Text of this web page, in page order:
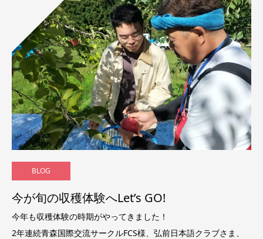
BLOG
今が旬の収穫体験へLet’s GO!
今年も収穫体験の時期がやってきました！
2年連続青森国際交流サークルFCS様、弘前日本語クラブさま、